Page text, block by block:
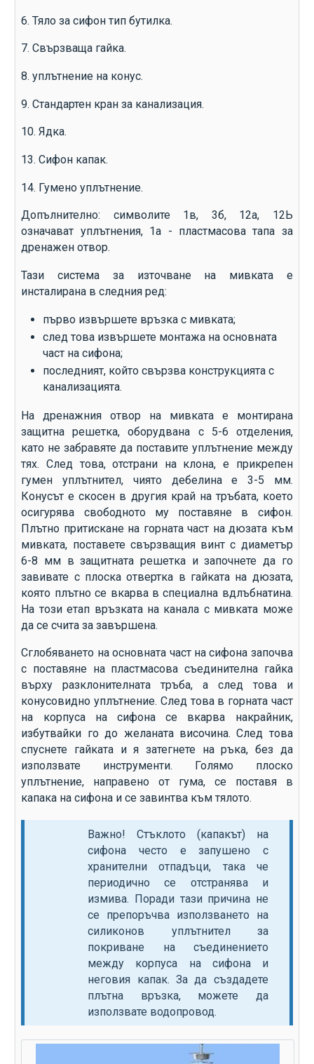
6. Тяло за сифон тип бутилка.
7. Свързваща гайка.
8. уплътнение на конус.
9. Стандартен кран за канализация.
10. Ядка.
13. Сифон капак.
14. Гумено уплътнение.
Допълнително: символите 1в, 3б, 12а, 12Ь
означават уплътнения, 1а - пластмасова тапа за
дренажен отвор.
Тази система за източване на мивката е
инсталирана в следния ред:
първо извършете връзка с мивката;
след това извършете монтажа на основната
част на сифона;
последният, който свързва конструкцията с
канализацията.
На дренажния отвор на мивката е монтирана
защитна решетка, оборудвана с 5-6 отделения,
като не забравяте да поставите уплътнение между
тях. След това, отстрани на клона, е прикрепен
гумен уплътнител, чиято дебелина е 3-5 мм.
Конусът е скосен в другия край на тръбата, което
осигурява свободното му поставяне в сифон.
Плътно притискане на горната част на дюзата към
мивката, поставете свързващия винт с диаметър
6-8 мм в защитната решетка и започнете да го
завивате с плоска отвертка в гайката на дюзата,
която плътно се вкарва в специална вдлъбнатина.
На този етап връзката на канала с мивката може
да се счита за завършена.
Сглобяването на основната част на сифона започва
с поставяне на пластмасова съединителна гайка
върху разклонителната тръба, а след това и
конусовидно уплътнение. След това в горната част
на корпуса на сифона се вкарва накрайник,
избутвайки го до желаната височина. След това
спуснете гайката и я затегнете на ръка, без да
използвате инструменти. Голямо плоско
уплътнение, направено от гума, се поставя в
капака на сифона и се завинтва към тялото.
Важно! Стъклото (капакът) на
сифона често е запушено с
хранителни отпадъци, така че
периодично се отстранява и
измива. Поради тази причина не
се препоръчва използването на
силиконов уплътнител за
покриване на съединението
между корпуса на сифона и
неговия капак. За да създадете
плътна връзка, можете да
използвате водопровод.